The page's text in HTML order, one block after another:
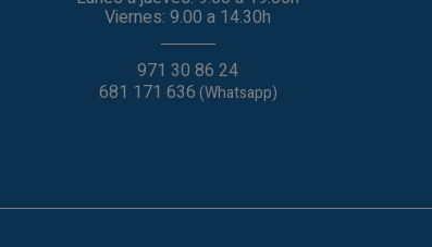
Viernes: 9.00 a 14.30h
971 30 86 24
681 171 636(Whatsapp)